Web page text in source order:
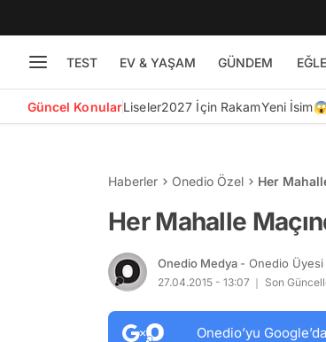
TEST EV & YAŞAM GÜNDEM
Güncel KonularLiseler2027 İçin RakamYeni
Haberler Onedio Özel Her
Her Mahalle
Onedio Medya - Onedio Üyesi
27.04.2015 - 13:07 Son
Onedio’yu